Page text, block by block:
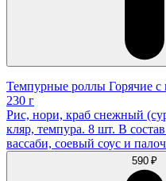
Темпурные роллы Горячие с
230 г
Рис, нори, краб снежный
кляр, темпура. 8 шт. В
вассаби, соевый соус и
590 ₽